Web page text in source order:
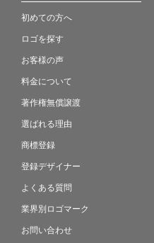
初めての方へ
ロゴを探す
お客様の声
料金について
著作権無償譲渡
選ばれる理由
商標登録
登録デザイナー
よくある質問
業界別ロゴマーク
お問い合わせ